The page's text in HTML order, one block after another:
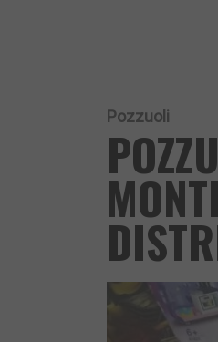
Pozzuoli